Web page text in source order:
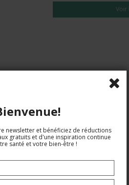
Voir
newsletter et bénéficiez de réductions
gratuits et d'une inspiration continue
santé et votre bien-être !